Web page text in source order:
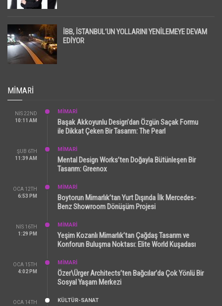
İBB, İSTANBUL’UN YOLLARINI YENİLEMEYE DEVAM
EDİYOR
MIMARI
NIS 22ND
10:11 AM
MİMARİ
Başak Akkoyunlu Design’dan Özgün Saçak Formu
ile Dikkat Çeken Bir Tasarım: The Pearl
ŞUB 6TH
11:39 AM
MİMARİ
Mental Design Works’ten Doğayla Bütünleşen Bir
Tasarım: Greenox
OCA 12TH
6:53 PM
MİMARİ
Boytorun Mimarlık’tan Yurt Dışında İlk Mercedes-
Benz Showroom Dönüşüm Projesi
NIS 16TH
1:29 PM
MİMARİ
Yeşim Kozanlı Mimarlık’tan Çağdaş Tasarım ve
Konforun Buluşma Noktası: Elite World Kuşadası
OCA 15TH
4:02 PM
MİMARİ
Özer\Ürger Architects’ten Bağcılar’da Çok Yönlü Bir
Sosyal Yaşam Merkezi
OCA 14TH
KÜLTÜR-SANAT